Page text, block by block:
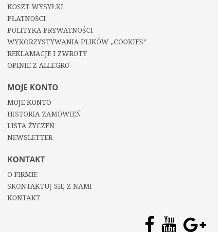
KOSZT WYSYŁKI
PŁATNOŚCI
POLITYKA PRYWATNOŚCI
WYKORZYSTYWANIA PLIKÓW „COOKIES”
REKLAMACJE I ZWROTY
OPINIE Z ALLEGRO
MOJE KONTO
MOJE KONTO
HISTORIA ZAMÓWIEŃ
LISTA ŻYCZEŃ
NEWSLETTER
KONTAKT
O FIRMIE
SKONTAKTUJ SIĘ Z NAMI
KONTAKT